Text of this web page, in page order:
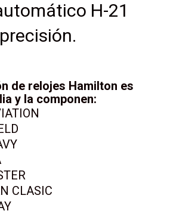
H-21
de relojes Hamilton es
y la componen:
CLASIC